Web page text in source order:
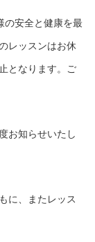
の安全と健康を最
レッスンはお休
となります。ご
お知らせいたし
に、またレッス